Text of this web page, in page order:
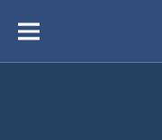
вмістуМеню